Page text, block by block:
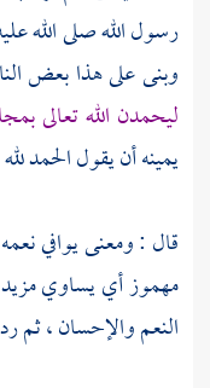
رسول الله صلى الله
وبنى على هذا بعض
ليحمدن الله تعالى
يمينه أن يقول الحمد
قال : ومعنى يوافي
مهموز أي يساوي مزيد
النعم والإحسان ، ثم